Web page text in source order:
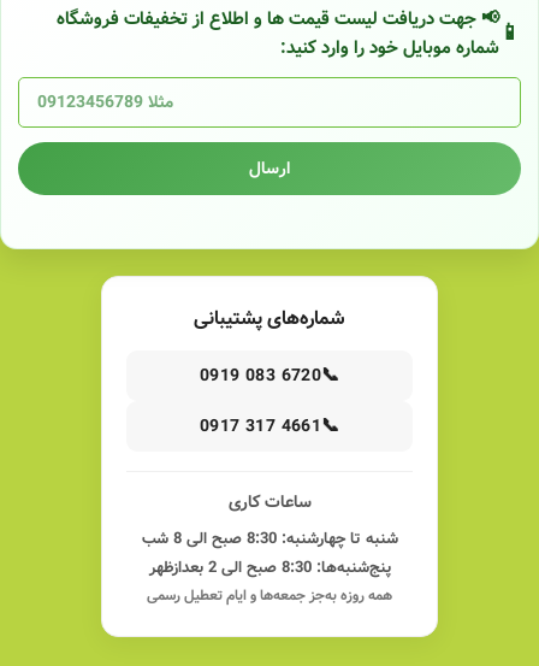
📢 جهت دریافت لیست قیمت ها و اطلاع از تخفیفات فروشگاه
شماره موبایل خود را وارد کنید:
ارسال
شماره‌های پشتیبانی
📞
0919 083 6720
📞
0917 317 4661
ساعات کاری
شنبه تا چهارشنبه: 8:30 صبح الی 8 شب
پنج‌شنبه‌ها: 8:30 صبح الی 2 بعدازظهر
همه روزه به‌جز جمعه‌ها و ایام تعطیل رسمی